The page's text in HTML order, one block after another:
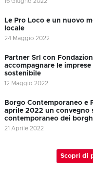
Le Pro Loco e un nuovo
locale
24 Maggio 2022
Partner Srl con
accompagnare le
sostenibile
12 Maggio 2022
Borgo Contemporaneo e
aprile 2022 un convegno
contemporaneo dei
21 Aprile 2022
Scopri di